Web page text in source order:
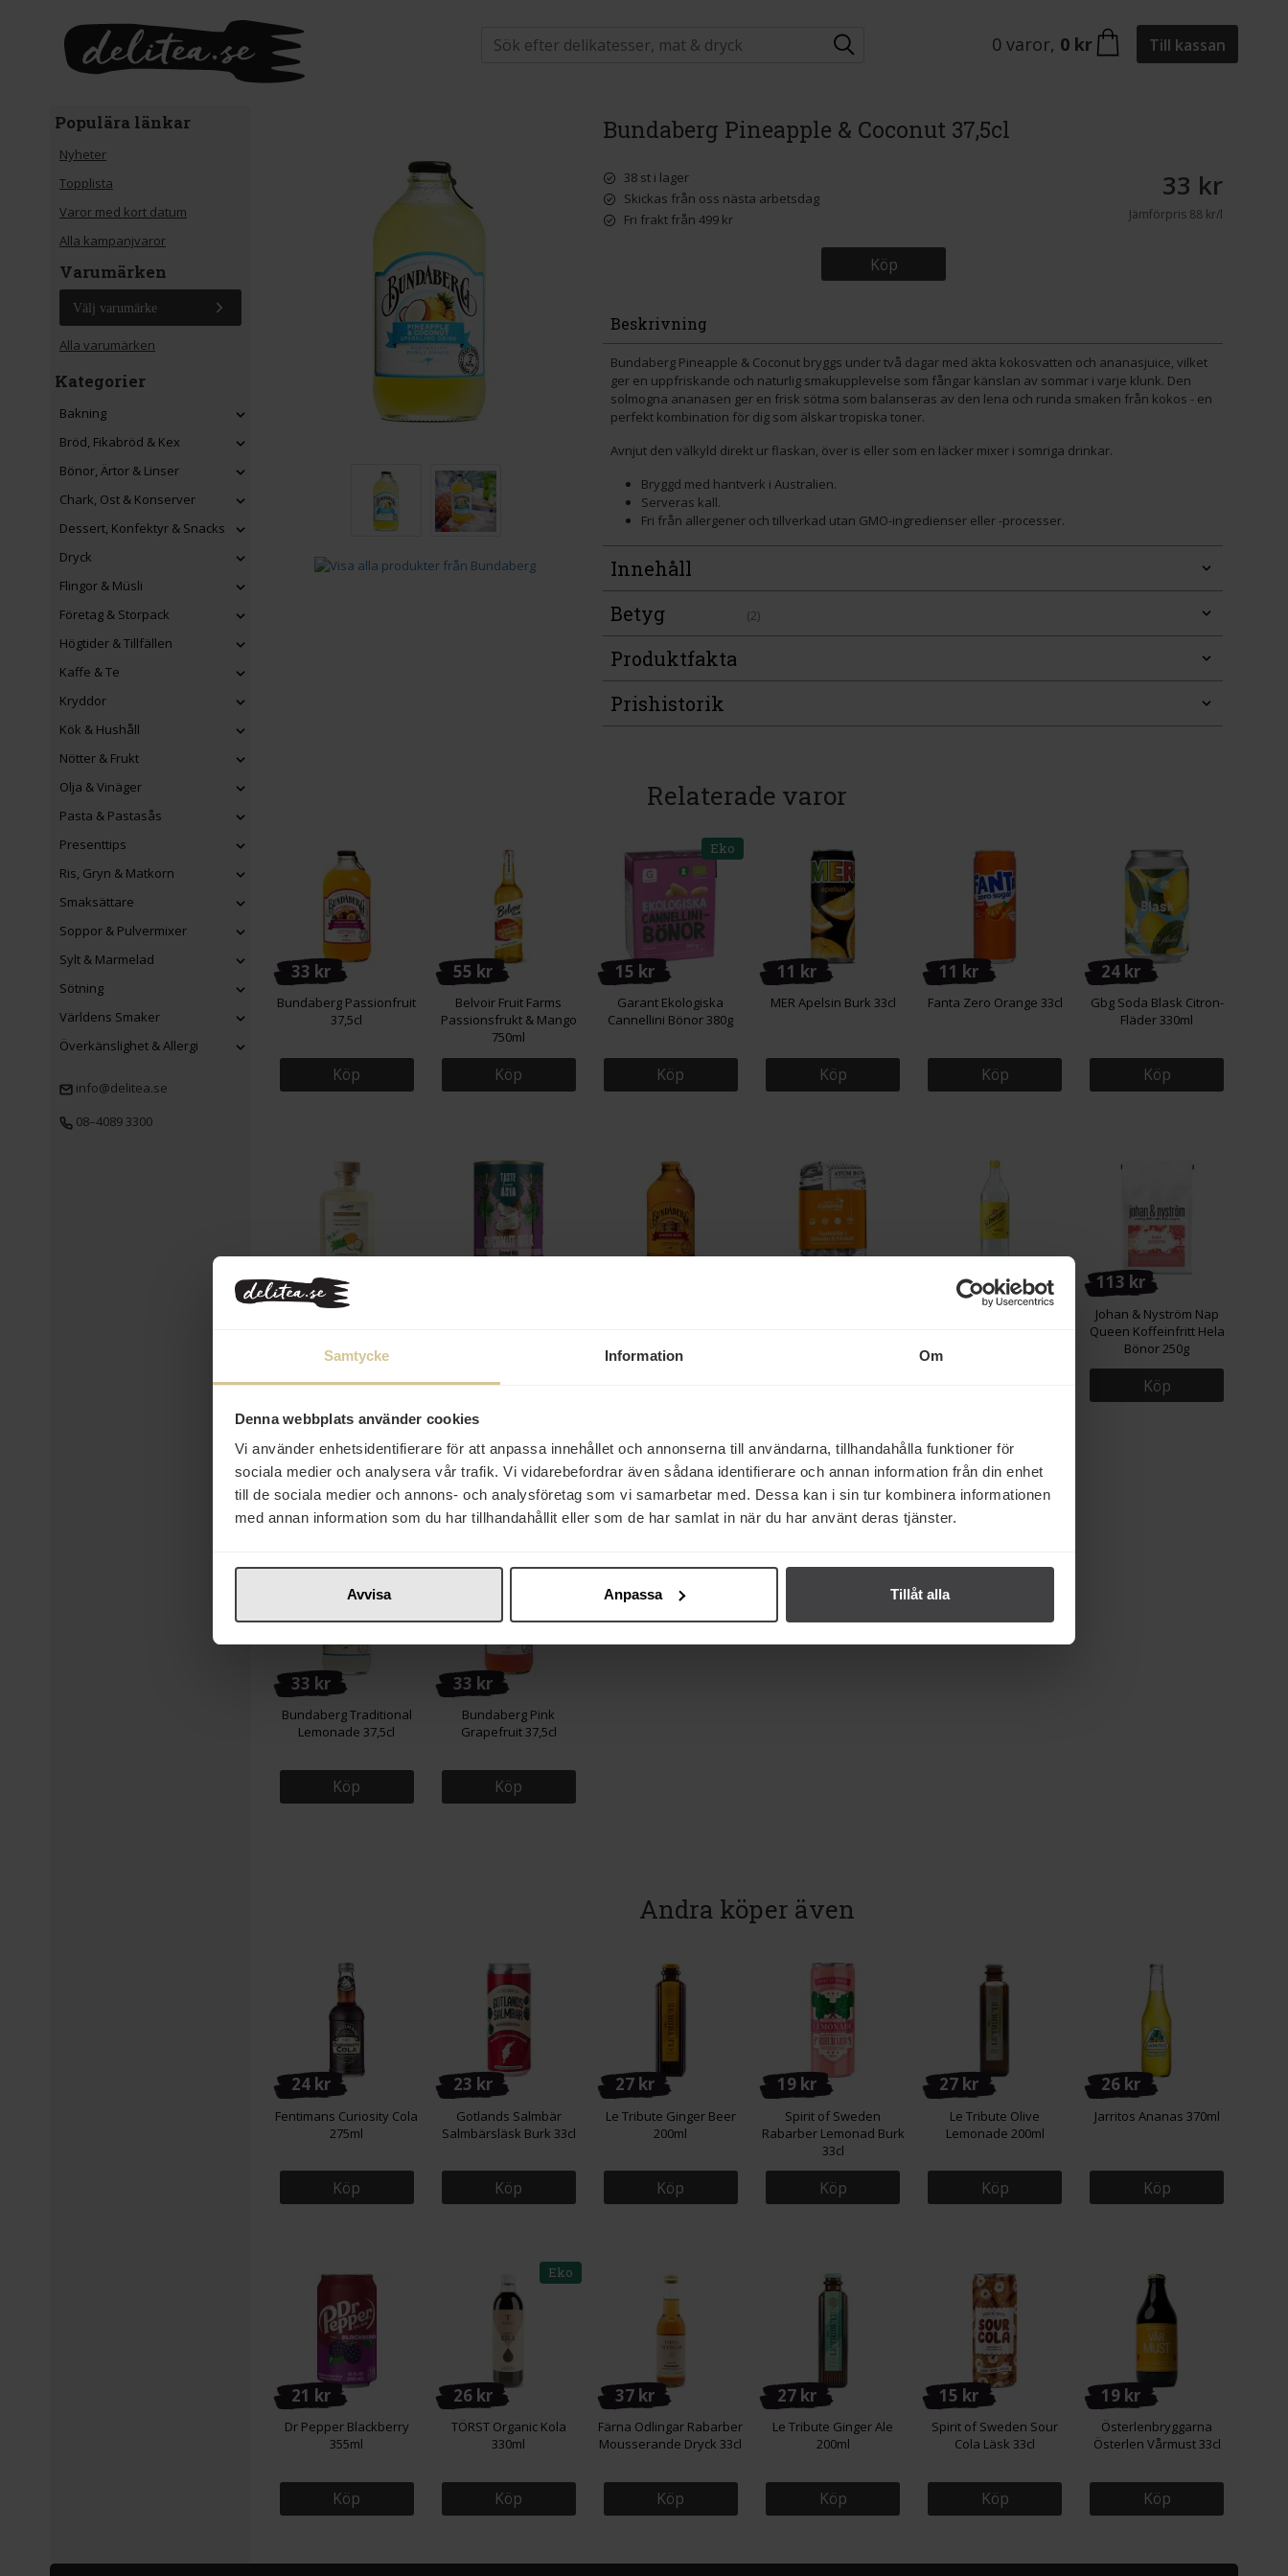
Samtycke Information Om
Denna webbplats använder cookies
Vi använder enhetsidentifierare för att anpassa innehållet och annonserna till användarna, tillhandahålla funktioner för
sociala medier och analysera vår trafik. Vi vidarebefordrar även sådana identifierare och annan information från din enhet
till de sociala medier och annons- och analysföretag som vi samarbetar med. Dessa kan i sin tur kombinera informationen
med annan information som du har tillhandahållit eller som de har samlat in när du har använt deras tjänster.
Avvisa Anpassa Tillåt alla
0 varor, 0 kr Till kassan
Populära länkar
Nyheter
Topplista
Varor med kort datum
Alla kampanjvaror
Varumärken
Välj varumärke
Alla varumärken
Kategorier
Bakning
Bröd, Fikabröd & Kex
Bönor, Ärtor & Linser
Chark, Ost & Konserver
Dessert, Konfektyr & Snacks
Dryck
Flingor & Müsli
Företag & Storpack
Högtider & Tillfällen
Kaffe & Te
Kryddor
Kök & Hushåll
Nötter & Frukt
Olja & Vinäger
Pasta & Pastasås
Presenttips
Ris, Gryn & Matkorn
Smaksättare
Soppor & Pulvermixer
Sylt & Marmelad
Sötning
Världens Smaker
Överkänslighet & Allergi
info@delitea.se
08–4089 3300
Bundaberg Pineapple & Coconut 37,5cl
38 st i lager
Skickas från oss nästa arbetsdag
Fri frakt från 499 kr
33 kr
Jämförpris88 kr/l
Köp
Beskrivning
Bundaberg Pineapple & Coconut bryggs under två dagar med äkta kokosvatten och ananasjuice, vilket
ger en uppfriskande och naturlig smakupplevelse som fångar känslan av sommar i varje klunk. Den
solmogna ananasen ger en frisk sötma som balanseras av den lena och runda smaken från kokos - en
perfekt kombination för dig som älskar tropiska toner.
Avnjut den välkyld direkt ur flaskan, över is eller som en läcker mixer i somriga drinkar.
Bryggd med hantverk i Australien.
Serveras kall.
Fri från allergener och tillverkad utan GMO-ingredienser eller -processer.
Innehåll
Betyg
(2)
Produktfakta
Prishistorik
Relaterade varor
33 kr
Bundaberg Passionfruit
37,5cl
Köp
55 kr
Belvoir Fruit Farms
Passionsfrukt & Mango
750ml
Köp
15 kr
Eko
Garant Ekologiska
Cannellini Bönor 380g
Köp
11 kr
MER Apelsin Burk 33cl
Köp
11 kr
Fanta Zero Orange 33cl
Köp
24 kr
Gbg Soda Blask Citron-
Fläder 330ml
Köp
236 kr
Sandberg Ananas &
Köp Köp
27 kr 113 kr
Johan & Nyström Nap
Queen Koffeinfritt Hela
Bönor 250g
Köp
Från samma varumärke
33 kr
Bundaberg Traditional
Lemonade 37,5cl
Köp
33 kr
Bundaberg Pink
Grapefruit 37,5cl
Köp
Andra köper även
24 kr
Fentimans Curiosity Cola
275ml
Köp
23 kr
Gotlands Salmbär
Salmbärsläsk Burk 33cl
Köp
27 kr
Le Tribute Ginger Beer
200ml
Köp
19 kr
Spirit of Sweden
Rabarber Lemonad Burk
33cl
Köp
27 kr
Le Tribute Olive
Lemonade 200ml
Köp
26 kr
Jarritos Ananas 370ml
Köp
21 kr
Dr Pepper Blackberry
355ml
Köp
26 kr
Eko
TÖRST Organic Kola
330ml
Köp
37 kr
Färna Odlingar Rabarber
Mousserande Dryck 33cl
Köp
27 kr
Le Tribute Ginger Ale
200ml
Köp
15 kr
Spirit of Sweden Sour
Cola Läsk 33cl
Köp
19 kr
Österlenbryggarna
Österlen Vårmust 33cl
Köp